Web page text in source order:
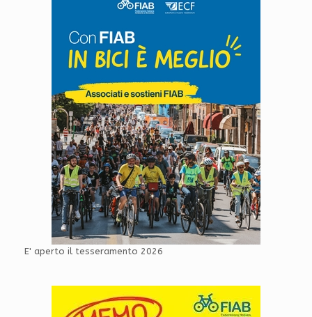
E' aperto il tesseramento 2026